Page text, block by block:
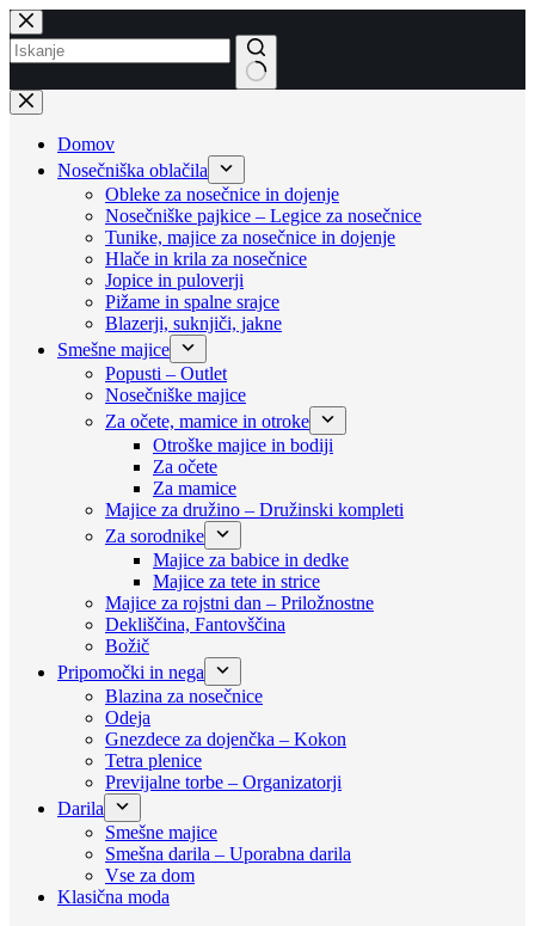
Skip
to
content
No
results
Domov
Nosečniška oblačila
Obleke za nosečnice in dojenje
Nosečniške pajkice – Legice za nosečnice
Tunike, majice za nosečnice in dojenje
Hlače in krila za nosečnice
Jopice in puloverji
Pižame in spalne srajce
Blazerji, suknjiči, jakne
Smešne majice
Popusti – Outlet
Nosečniške majice
Za očete, mamice in otroke
Otroške majice in bodiji
Za očete
Za mamice
Majice za družino – Družinski kompleti
Za sorodnike
Majice za babice in dedke
Majice za tete in strice
Majice za rojstni dan – Priložnostne
Dekliščina, Fantovščina
Božič
Pripomočki in nega
Blazina za nosečnice
Odeja
Gnezdece za dojenčka – Kokon
Tetra plenice
Previjalne torbe – Organizatorji
Darila
Smešne majice
Smešna darila – Uporabna darila
Vse za dom
Klasična moda